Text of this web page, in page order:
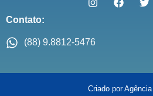
Contato:
(88) 9.8812-5476
Criado por